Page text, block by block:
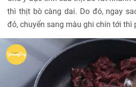
thì thịt bò càng dai. Do đó, ngay
đỏ, chuyển sang màu ghi chín tới thì